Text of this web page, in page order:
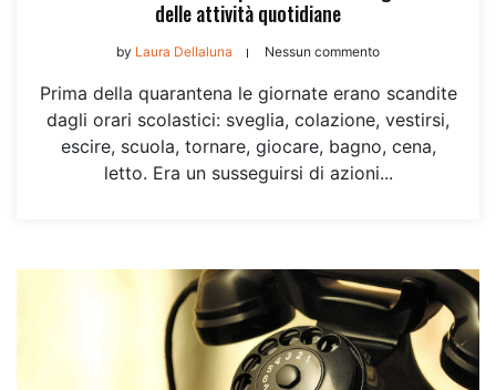
delle attività quotidiane
by Laura Dellaluna Nessun commento
Prima della quarantena le giornate erano scandite
dagli orari scolastici: sveglia, colazione, vestirsi,
escire, scuola, tornare, giocare, bagno, cena,
letto. Era un susseguirsi di azioni...